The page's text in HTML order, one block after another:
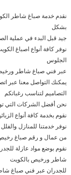
نقدم خدمة صباغ شاطر
بشكل
جيد قبل البدء في عملية
نوفر كافة أنواع اصباغ
الجلوس
عبر فني صباغ شاطر
يمكنك التواصل معنا عبر
التصاميم لتناسب رغباتكم
نحن أفضل الشركات التي
نقوم بخدمة كافة أنواع
نوفر خدمتنا للمنازل
من عمال و رقم صباغ
نقوم بوضع مواد عازلة
شاطر ورخيص بالكويت
للجدران عبر فني صباغ